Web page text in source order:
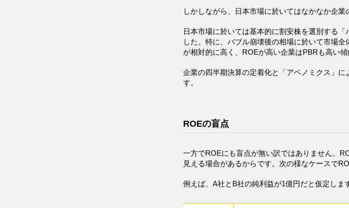
しかしながら、日本市場に於いてはなかなか企
日本市場に於いては基本的に割安株を選別する
した。特に、バブル崩壊後の相場に於いて市場
が相対的に高く、ROEが高い企業はPBRも高い
企業の四半期決算の定着化と「アベノミクス」
す。
ROEの盲点
一方でROEにも盲点が無い訳ではありません。
見える場合があるからです。次の様なケースで
例えば、A社とB社の純利益が1億円だと仮定しま